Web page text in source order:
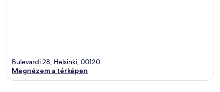
Bulevardi 28, Helsinki, 00120
Megnézem a térképen